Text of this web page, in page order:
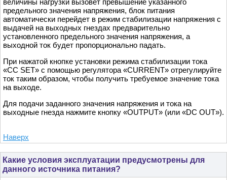
предельного значения напряжения, блок питания
автоматически перейдет в режим стабилизации напряжения с
выдачей на выходных гнездах предварительно
установленного предельного значения напряжения, а
выходной ток будет пропорционально падать.
При нажатой кнопке установки режима стабилизации тока
«CC SET» с помощью регулятора «CURRENT» отрегулируйте
ток таким образом, чтобы получить требуемое значение тока
на выходе.
Для подачи заданного значения напряжения и тока на
выходные гнезда нажмите кнопку «OUTPUT» (или «DC OUT»).
Наверх
Какие условия эксплуатации предусмотрены для
данного источника питания?